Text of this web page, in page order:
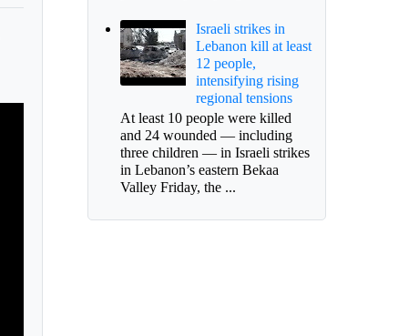
Israeli strikes in
Lebanon kill at least
12 people,
intensifying rising
regional tensions
At least 10 people were killed
and 24 wounded — including
three children — in Israeli strikes
in Lebanon’s eastern Bekaa
Valley Friday, the ...